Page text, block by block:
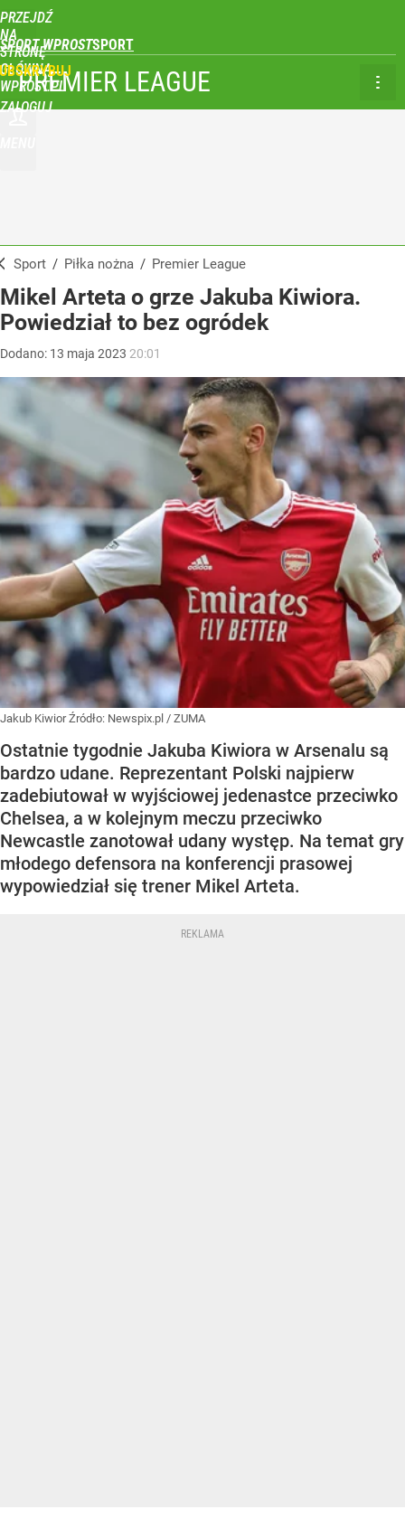
PRZEJDŹ
NA
STRONĘ
GŁÓWNĄ
WPROST.PL
SPORT WPROST
ZALOGUJ
PREMIER LEAGUE
Sport / Piłka nożna / Premier League
Mikel Arteta o grze Jakuba Kiwiora.
Powiedział to bez ogródek
Dodano: 13 maja 2023 20:01
Jakub KiwiorŹródło: Newspix.pl / ZUMA
Ostatnie tygodnie Jakuba Kiwiora w Arsenalu są
bardzo udane. Reprezentant Polski najpierw
zadebiutował w wyjściowej jedenastce przeciwko
Chelsea, a w kolejnym meczu przeciwko
Newcastle zanotował udany występ. Na temat gry
młodego defensora na konferencji prasowej
wypowiedział się trener Mikel Arteta.